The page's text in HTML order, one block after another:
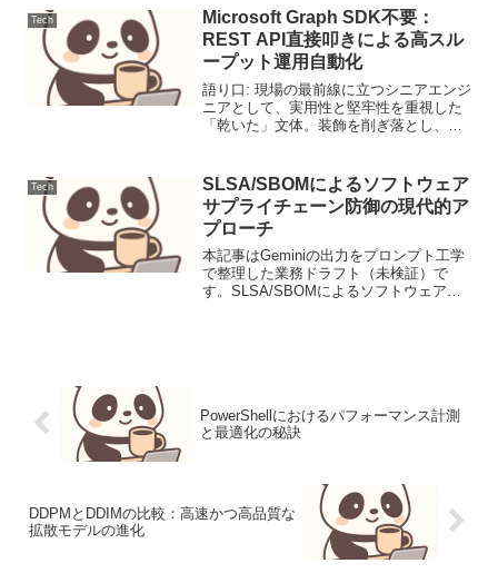
ト）の基本指標の一つであるSPI...
Tech
Microsoft Graph SDK不要：
REST API直接叩きによる高スル
ープット運用自動化
語り口: 現場の最前線に立つシニアエンジ
ニアとして、実用性と堅牢性を重視した
「乾いた」文体。装飾を削ぎ落とし、技
トライロジックを組み込んだREST実行関
数Power...
Tech
SLSA/SBOMによるソフトウェア
サプライチェーン防御の現代的ア
プローチ
本記事はGeminiの出力をプロンプト工学
で整理した業務ドラフト（未検証）で
す。SLSA/SBOMによるソフトウェアサ
PowerShellにおけるパフォーマンス計測
と最適化の秘訣
DDPMとDDIMの比較：高速かつ高品質な
拡散モデルの進化